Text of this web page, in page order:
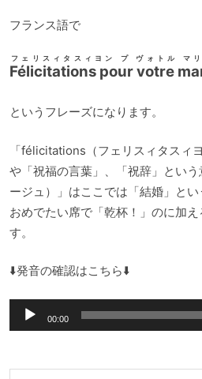
フランス語で
Félicitations pour votre
フェリスィタスィヨン プ ヴォトル マリ
というフレーズになります。
「félicitations（フェリスィタスィ
や「祝福の言葉」、「祝辞」とい
ージュ）」はここでは「結婚」と
おめでたい席で「乾杯！」のに加
す。
⬇️発音の確認はこちら⬇️
声
00:00